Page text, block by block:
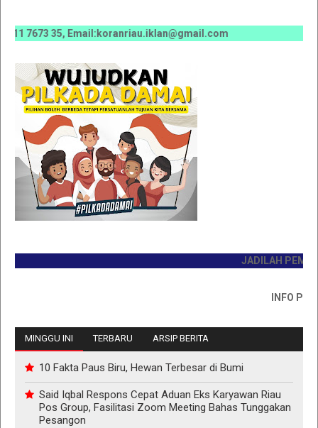
7673 35, Email:koranriau.iklan@gmail.com
JADILAH PEMBACA
INFO
MINGGU INI TERBARU ARSIP BERITA
10 Fakta Paus Biru, Hewan Terbesar di Bumi
Said Iqbal Respons Cepat Aduan Eks Karyawan Riau
Pos Group, Fasilitasi Zoom Meeting Bahas Tunggakan
Pesangon